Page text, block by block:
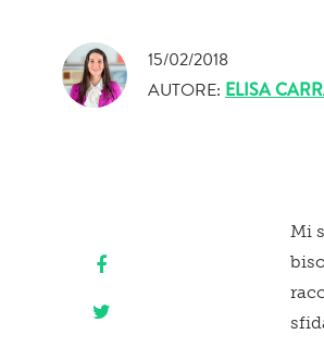
15/02/2018
AUTORE: ELISA
Mi